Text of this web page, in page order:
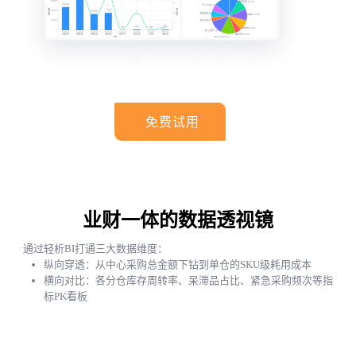
免费试用
业财一体的数据透视镜
通过轻析BI打通三大数据维度：
纵向穿透：从中心采购总金额下钻到单仓的SKU级耗用成本
横向对比：各分仓库存周转率、呆滞品占比、紧急采购频次等指
标PK看板